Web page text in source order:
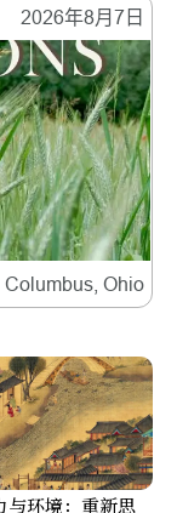
2026年8月7日
Columbus, Ohio
与环境：重新思